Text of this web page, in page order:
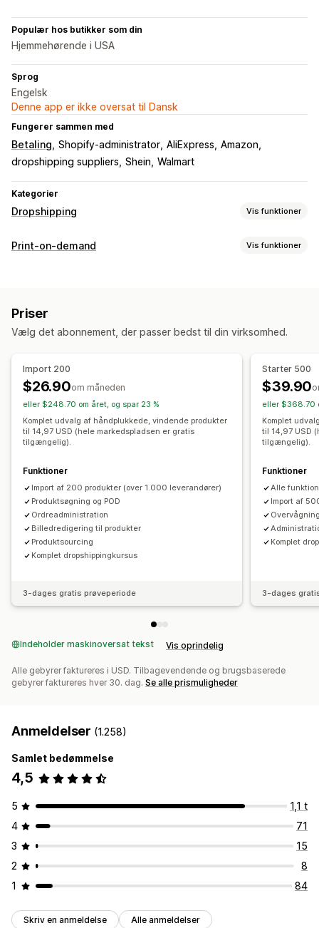
Populær hos butikker som din
Hjemmehørende i USA
Sprog
Engelsk
Denne app er ikke oversat til Dansk
Fungerer sammen med
Betaling Shopify-administrator AliExpress Amazon
dropshipping suppliers Shein Walmart
Kategorier
Dropshipping Vis funktioner
Produkter, du kan sælge
Produkter til kæledyr
Auto Veletablerede produkter
Indkøbslokationer
Argentina Australien
De Forenede Arabiske Emirater
Holland (Nederlandene) Indien Italien Kina
Kroatien
New Zealand
Norge Polen Portugal
Spanien
Østrig
Print-on-demand Vis funktioner
Generator af attrap
Tilpassede skabeloner
Heldækkende print
Broderi
Glasvarer
Laserhåndværk
Smykker Produkter til kæledyr
Vægkunst
Miljøvenlig
Økologisk
Miljøvenlig levering Global klargøring
Multiforsendelse
Opdateringer i realtid
Ordresporing
Priser
Vælg det abonnement, der passer bedst til din virksomhed.
Import 200
$26.90om måneden
eller $248.70 om året, og spar 23 %
Komplet udvalg af håndplukkede, vindende produkter
til 14,97 USD (hele markedspladsen er gratis
tilgængelig).
Funktioner
Import af 200 produkter (over 1.000 leverandører)
Produktsøgning og POD
Ordreadministration
Billedredigering til produkter
Produktsourcing
Komplet dropshippingkursus
3-dages gratis prøveperiode
Starter 500
$39.90
eller $368.70
Komplet
til 14,97 USD
tilgængelig).
Funktioner
Alle
Import af
Komplet
3-dages
Indeholder maskinoversat tekst Vis oprindelig
Alle gebyrer faktureres i USD. Tilbagevendende og brugsbaserede
gebyrer faktureres hver 30. dag. Se alle prismuligheder
Anmeldelser (1.258)
Samlet bedømmelse
4,5
5
1,1 t
4
71
3
15
2
8
1
84
Skriv en anmeldelse Alle anmeldelser